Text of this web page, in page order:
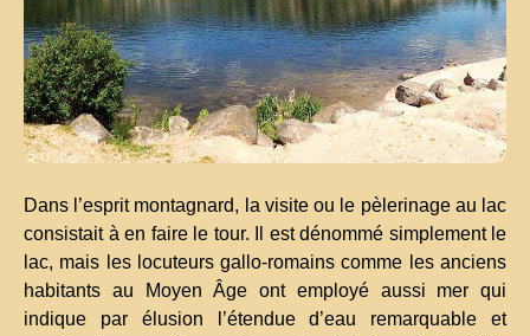
Dans l’esprit montagnard, la visite ou le pèlerinage au lac
consistait à en faire le tour. Il est dénommé simplement le
lac, mais les locuteurs gallo-romains comme les anciens
habitants au Moyen Âge ont employé aussi mer qui
indique par élusion l’étendue d’eau remarquable et